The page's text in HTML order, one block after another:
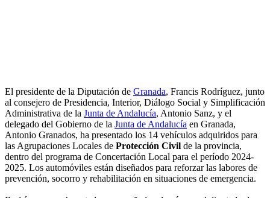
El presidente de la Diputación de Granada, Francis Rodríguez, junto
al consejero de Presidencia, Interior, Diálogo Social y Simplificación
Administrativa de la Junta de Andalucía, Antonio Sanz, y el
delegado del Gobierno de la Junta de Andalucía en Granada,
Antonio Granados, ha presentado los 14 vehículos adquiridos para
las Agrupaciones Locales de Protección Civil de la provincia,
dentro del programa de Concertación Local para el período 2024-
2025. Los automóviles están diseñados para reforzar las labores de
prevención, socorro y rehabilitación en situaciones de emergencia.